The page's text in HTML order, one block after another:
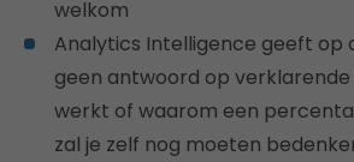
welkom
Analytics Intelligence geeft op
geen antwoord op verklarende
werkt of waarom een
zal je zelf nog moeten